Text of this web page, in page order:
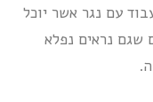
עם נגר אשר יוכל
שגם נראים נפלא